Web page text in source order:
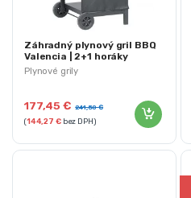
Plynové grily
Záhradný plynový gril BBQ
Valencia | 2+1 horáky
177,45€ 241,50€
(144,27 €bez DPH)